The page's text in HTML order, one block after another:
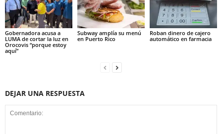
Gobernadora acusa a
LUMA de cortar la luz en
Orocovis “porque estoy
aquí”
Subway amplía su menú
en Puerto Rico
Roban dinero de cajero
automático en farmacia
DEJAR UNA RESPUESTA